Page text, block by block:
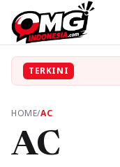
TERKINI
HOME/AC
AC